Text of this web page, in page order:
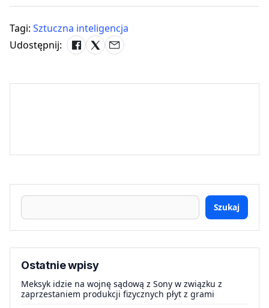
Tagi: Sztuczna inteligencja
Udostępnij:
Szukaj
Ostatnie wpisy
Meksyk idzie na wojnę sądową z Sony w związku z
zaprzestaniem produkcji fizycznych płyt z grami